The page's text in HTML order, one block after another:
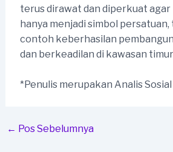
terus dirawat dan diperkuat agar
hanya menjadi simbol
contoh keberhasilan
dan berkeadilan di kawasan
*Penulis merupakan Analis Sosial
Post
← Pos Sebelumnya